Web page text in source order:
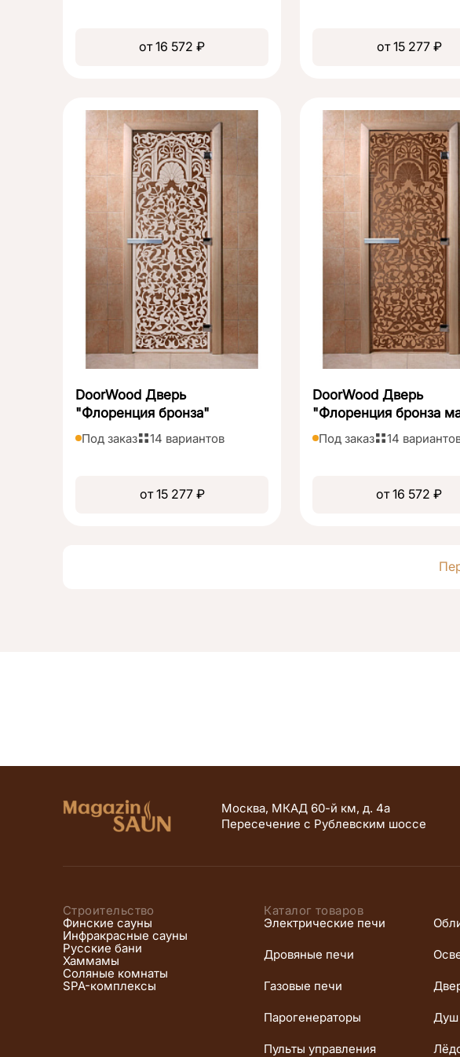
от 16 572 ₽ от 15 277 ₽
DoorWood Дверь
"Флоренция бронза"
Под заказ 14 вариантов
от 15 277 ₽
DoorWood Дверь
"Флоренция бронза
Под заказ 14
от 16 572 ₽
Москва, МКАД 60-й км, д. 4а
Пересечение с Рублевским шоссе
Строительство
Финские сауны
Инфракрасные сауны
Русские бани
Хаммамы
Соляные комнаты
SPA-комплексы
Каталог товаров
Электрические печи
Дровяные печи
Газовые печи
Парогенераторы
Пульты управления
Душ